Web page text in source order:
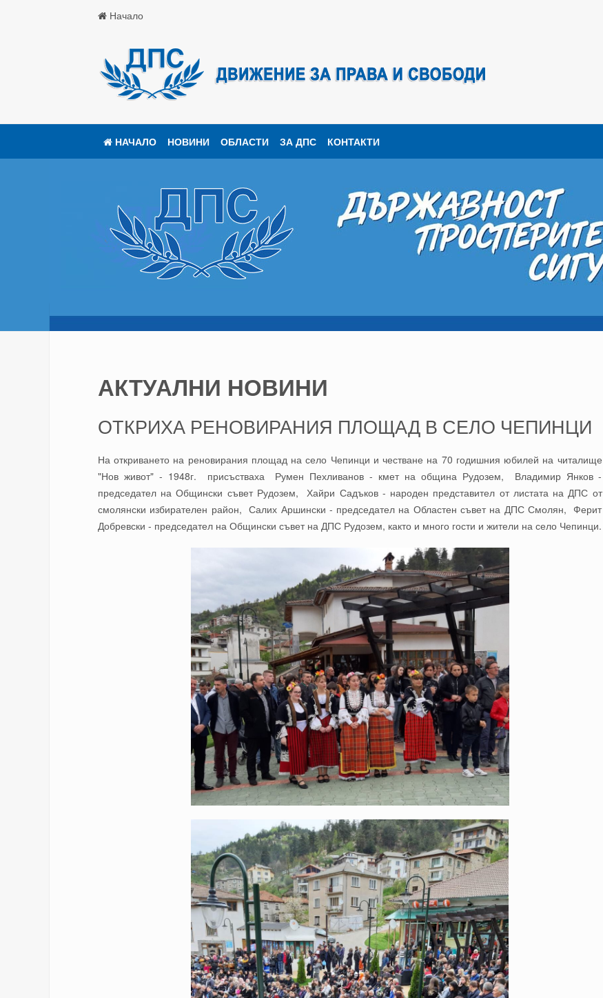
Начало
НАЧАЛО НОВИНИ ОБЛАСТИ ЗА ДПС КОНТАКТИ
АКТУАЛНИ НОВИНИ
ОТКРИХА РЕНОВИРАНИЯ ПЛОЩАД В СЕЛО ЧЕПИНЦИ
На откриването на реновирания площад на село Чепинци и честване на 70 годишния юбилей на читалище
"Нов живот" - 1948г. присъстваха Румен Пехливанов - кмет на община Рудозем, Владимир Янков -
председател на Общински съвет Рудозем, Хайри Садъков - народен представител от листата на ДПС от
смолянски избирателен район, Салих Аршински - председател на Областен съвет на ДПС Смолян, Ферит
Добревски - председател на Общински съвет на ДПС Рудозем, както и много гости и жители на село Чепинци.